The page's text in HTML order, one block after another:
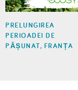
PRELUNGIREA
PERIOADEI DE
PĂȘUNAT, FRANȚA